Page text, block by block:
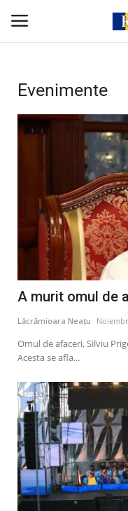
Conectare
Acasă
Extern
Politică
Socio-Economic
Monden
Artă & Cultură
Turism
Evenimente
A murit omul de
Lăcrămioara Neațu
Omul de afaceri, Silviu
Acesta se afla...